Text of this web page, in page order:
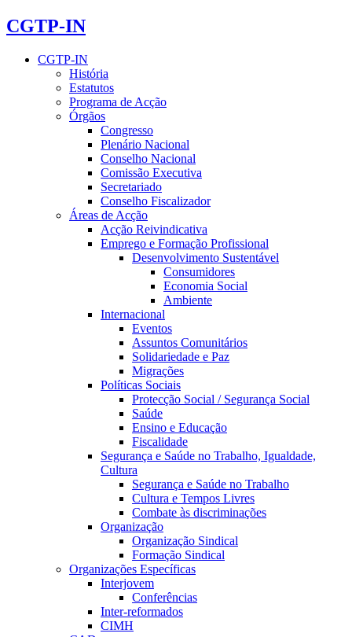
CGTP-IN
CGTP-IN
História
Estatutos
Programa de Acção
Órgãos
Congresso
Plenário Nacional
Conselho Nacional
Comissão Executiva
Secretariado
Conselho Fiscalizador
Áreas de Acção
Acção Reivindicativa
Emprego e Formação Profissional
Desenvolvimento Sustentável
Consumidores
Economia Social
Ambiente
Internacional
Eventos
Assuntos Comunitários
Solidariedade e Paz
Migrações
Políticas Sociais
Protecção Social / Segurança Social
Saúde
Ensino e Educação
Fiscalidade
Segurança e Saúde no Trabalho, Igualdade,
Cultura
Segurança e Saúde no Trabalho
Cultura e Tempos Livres
Combate às discriminações
Organização
Organização Sindical
Formação Sindical
Organizações Específicas
Interjovem
Conferências
Inter-reformados
CIMH